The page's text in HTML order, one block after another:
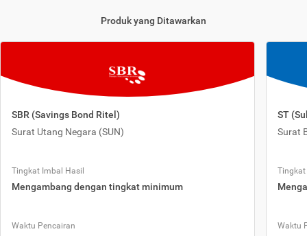
Produk yang Ditawarkan
SBR (Savings Bond Ritel)
Surat Utang Negara (SUN)
Tingkat Imbal Hasil
Mengambang dengan tingkat minimum
Waktu Pencairan
ST
Surat
Waktu